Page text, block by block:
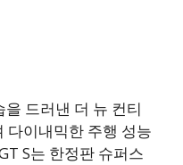
드러낸 더 뉴 컨티
다이내믹한 주행 성능
S는 한정판 슈퍼스